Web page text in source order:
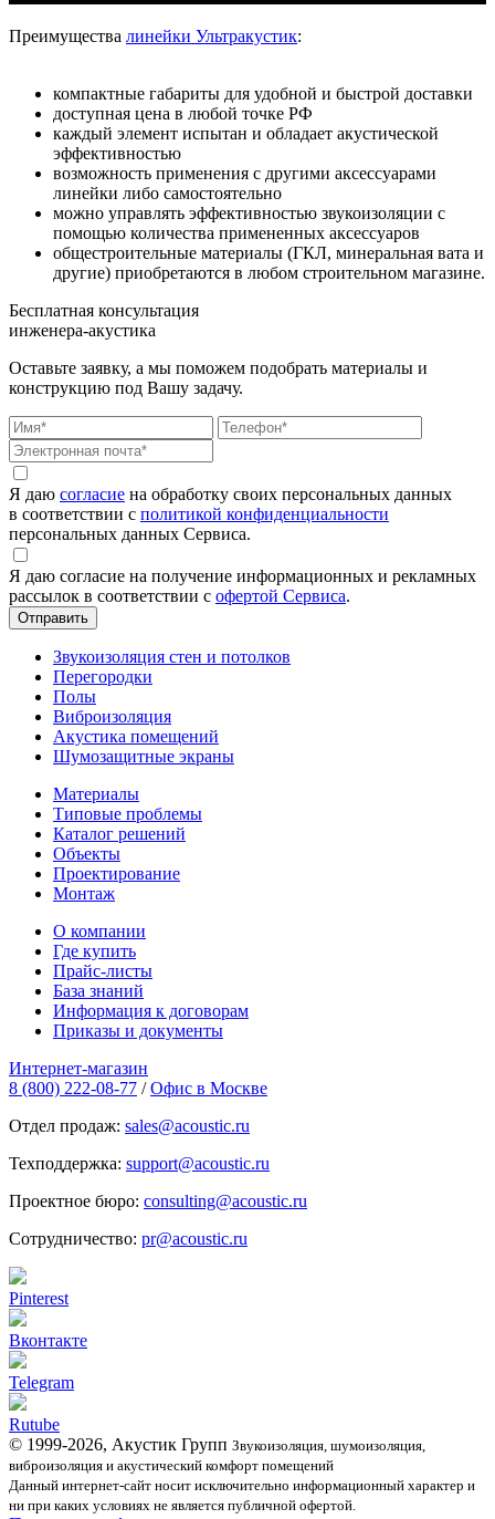
Преимущества линейки Ультракустик:
компактные габариты для удобной и быстрой доставки
доступная цена в любой точке РФ
каждый элемент испытан и обладает акустической
эффективностью
возможность применения с другими аксессуарами
линейки либо самостоятельно
можно управлять эффективностью звукоизоляции с
помощью количества примененных аксессуаров
общестроительные материалы (ГКЛ, минеральная вата и
другие) приобретаются в любом строительном магазине.
Бесплатная консультация
инженера-акустика
Оставьте заявку, а мы поможем подобрать материалы и
конструкцию под Вашу задачу.
Я даю согласие на обработку своих персональных данных
в соответствии с политикой конфиденциальности
персональных данных Сервиса.
Я даю согласие на получение информационных и рекламных
рассылок в соответствии с офертой Сервиса.
Звукоизоляция стен и потолков
Перегородки
Полы
Виброизоляция
Акустика помещений
Шумозащитные экраны
Материалы
Типовые проблемы
Каталог решений
Объекты
Проектирование
Монтаж
О компании
Где купить
Прайс-листы
База знаний
Информация к договорам
Приказы и документы
Интернет-магазин
8 (800) 222-08-77 / Офис в Москве
Отдел продаж: sales@acoustic.ru
Техподдержка: support@acoustic.ru
Проектное бюро: consulting@acoustic.ru
Сотрудничество: pr@acoustic.ru
Pinterest
Вконтакте
Telegram
Rutube
© 1999-2026, Акустик Групп Звукоизоляция, шумоизоляция,
виброизоляция и акустический комфорт помещений
Данный интернет-сайт носит исключительно информационный характер и
ни при каких условиях не является публичной офертой.